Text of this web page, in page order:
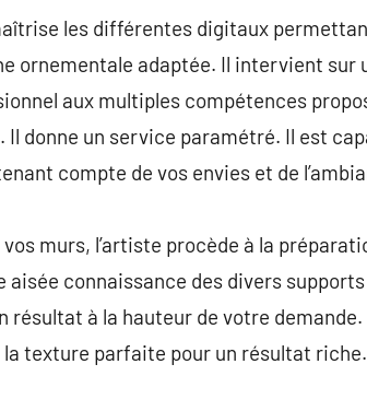
les différentes digitaux
ornementale adaptée. Il intervient sur
aux multiples compétences
donne un service paramétré. Il est
compte de vos envies et de
murs, l’artiste procède à la
aisée connaissance des divers
à la hauteur de votre
texture parfaite pour un résultat riche.